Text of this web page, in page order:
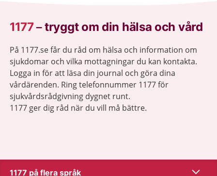
1177–tryggt om din hälsa och vård
På 1177.se får du råd om hälsa och information om
sjukdomar och vilka mottagningar du kan kontakta.
Logga in för att läsa din journal och göra dina
vårdärenden. Ring telefonnummer 1177 för
sjukvårdsrådgivning dygnet runt.
1177 ger dig råd när du vill må bättre.
1177 på flera språk Visa